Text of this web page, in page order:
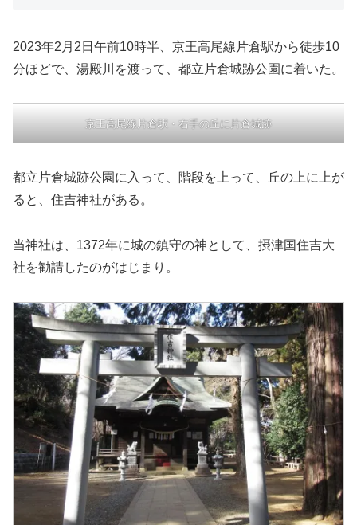
2023年2月2日午前10時半、京王高尾線片倉駅から徒歩10
分ほどで、湯殿川を渡って、都立片倉城跡公園に着いた。
京王高尾線片倉駅・右手の丘に片倉城跡
都立片倉城跡公園に入って、階段を上って、丘の上に上が
ると、住吉神社がある。
当神社は、1372年に城の鎮守の神として、摂津国住吉大
社を勧請したのがはじまり。